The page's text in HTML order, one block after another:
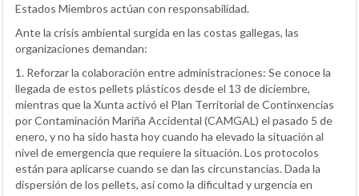
Estados Miembros actúan con responsabilidad.
Ante la crisis ambiental surgida en las costas gallegas, las
organizaciones demandan:
1. Reforzar la colaboración entre administraciones: Se conoce la
llegada de estos pellets plásticos desde el 13 de diciembre,
mientras que la Xunta activó el Plan Territorial de Continxencias
por Contaminación Mariña Accidental (CAMGAL) el pasado 5 de
enero, y no ha sido hasta hoy cuando ha elevado la situación al
nivel de emergencia que requiere la situación. Los protocolos
están para aplicarse cuando se dan las circunstancias. Dada la
dispersión de los pellets, así como la dificultad y urgencia en